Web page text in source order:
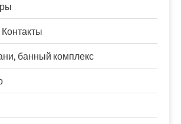
банный комплекс